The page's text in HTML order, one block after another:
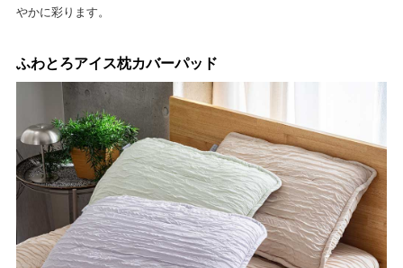
やかに彩ります。
ふわとろアイス枕カバーパッド